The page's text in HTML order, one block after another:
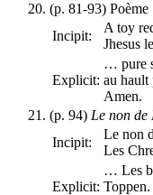
(p. 81-93) Poème
Incipit:
A toy
Jhesus
Explicit:
… pure
au hault
Amen.
(p. 94) Le non de
Incipit:
Le non
Les
Explicit:
… Les
Toppen.